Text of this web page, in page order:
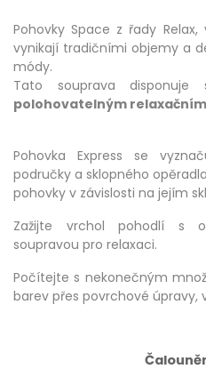
Pohovky Space z řady
vynikají tradičními objemy a
módy.
Tato souprava
polohovatelným relaxačním
Pohovka Express se
područky a sklopného
pohovky v závislosti na jejím
Zažijte vrchol pohodlí s
soupravou pro relaxaci.
Počítejte s nekonečným
barev přes povrchové úpravy,